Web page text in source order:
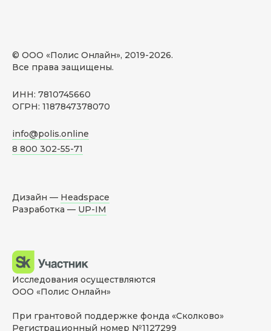
© ООО «Полис Онлайн», 2019-2026.
Все права защищены.
ИНН: 7810745660
ОГРН: 1187847378070
info@polis.online
8 800 302-55-71
Дизайн — Headspace
Разработка — UP-IM
Исследования осуществляются
ООО «Полис Онлайн»
При грантовой поддержке фонда «Сколково»
Регистрационный номер №1127299